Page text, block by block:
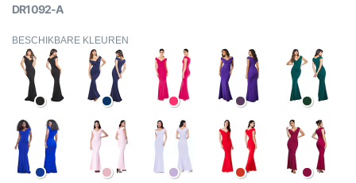
DR1092-A
BESCHIKBARE KLEUREN